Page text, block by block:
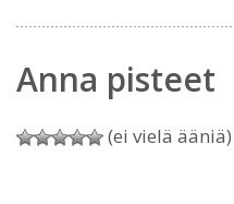
Anna pisteet
(ei vielä ääniä)